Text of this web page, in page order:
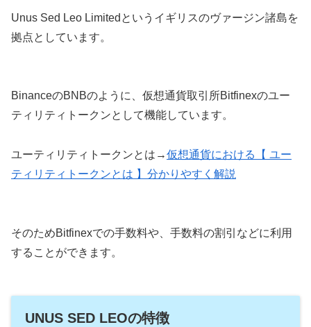
Unus Sed Leo Limitedというイギリスのヴァージン諸島を
拠点としています。
BinanceのBNBのように、仮想通貨取引所Bitfinexのユー
ティリティトークンとして機能しています。
ユーティリティトークンとは→仮想通貨における【 ユー
ティリティトークンとは 】分かりやすく解説
そのためBitfinexでの手数料や、手数料の割引などに利用
することができます。
UNUS SED LEOの特徴